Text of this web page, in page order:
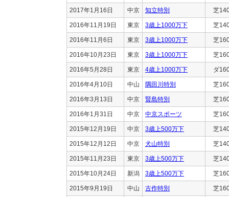
2017年1月16日 中京 知立特別 芝
2016年11月19日 東京 3歳上1000万下 芝
2016年11月6日 東京 3歳上1000万下 芝
2016年10月23日 東京 3歳上1000万下 芝
2016年5月28日 東京 4歳上1000万下 ダ
2016年4月10日 中山 隅田川特別 芝
2016年3月13日 中京 賢島特別 芝
2016年1月31日 中京 中京スポーツ 芝
2015年12月19日 中京 3歳上500万下 芝
2015年12月12日 中京 犬山特別 芝
2015年11月23日 東京 3歳上500万下 芝
2015年10月24日 新潟 3歳上500万下 芝
2015年9月19日 中山 古作特別 芝